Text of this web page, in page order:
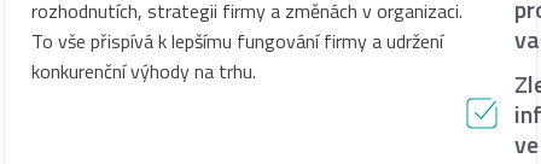
rozhodnutích, strategii firmy a změnách v organizaci.
To vše přispívá k lepšímu fungování firmy a udržení
konkurenční výhody na trhu.